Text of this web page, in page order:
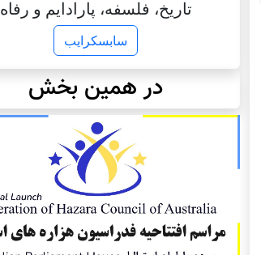
تاریخ، فلسفه، پارادایم و رفاه
سابسکرایب
در همین بخش